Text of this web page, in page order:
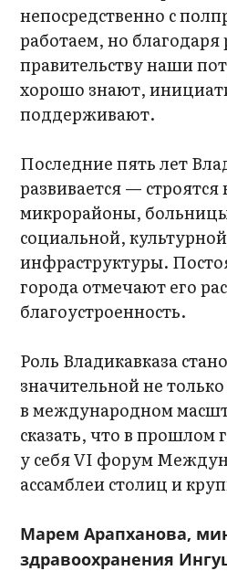
непосредственно с
работаем, но благодаря
правительству наши
хорошо знают,
поддерживают.
Последние пять лет
развивается — строятся
микрорайоны,
социальной,
инфраструктуры.
города отмечают его
благоустроенность.
Роль Владикавказа
значительной не
в международном
сказать, что в
у себя VI форум
ассамблеи столиц и
Марем Арапханова,
здравоохранения